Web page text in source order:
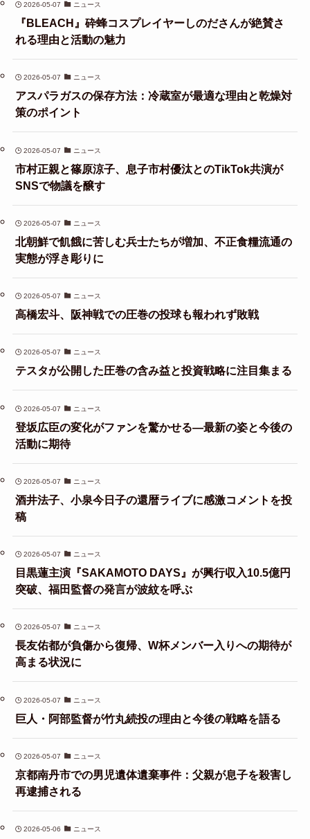
2026-05-07 ニュース
『BLEACH』砕蜂コスプレイヤーしのださんが絶賛さ
れる理由と活動の魅力
2026-05-07 ニュース
アスパラガスの保存方法：冷蔵室が最適な理由と乾燥対
策のポイント
2026-05-07 ニュース
市村正親と篠原涼子、息子市村優汰とのTikTok共演が
SNSで物議を醸す
2026-05-07 ニュース
北朝鮮で飢餓に苦しむ兵士たちが増加、不正食糧流通の
実態が浮き彫りに
2026-05-07 ニュース
高橋宏斗、阪神戦での圧巻の投球も報われず敗戦
2026-05-07 ニュース
テスタが公開した圧巻の含み益と投資戦略に注目集まる
2026-05-07 ニュース
登坂広臣の変化がファンを驚かせる—最新の姿と今後の
活動に期待
2026-05-07 ニュース
酒井法子、小泉今日子の還暦ライブに感激コメントを投
稿
2026-05-07 ニュース
目黒蓮主演『SAKAMOTO DAYS』が興行収入10.5億円
突破、福田監督の発言が波紋を呼ぶ
2026-05-07 ニュース
長友佑都が負傷から復帰、W杯メンバー入りへの期待が
高まる状況に
2026-05-07 ニュース
巨人・阿部監督が竹丸続投の理由と今後の戦略を語る
2026-05-07 ニュース
京都南丹市での男児遺体遺棄事件：父親が息子を殺害し
再逮捕される
2026-05-06 ニュース